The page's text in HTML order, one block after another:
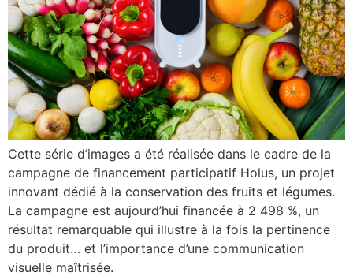
Cette série d’images a été réalisée dans le cadre de la
campagne de financement participatif Holus, un projet
innovant dédié à la conservation des fruits et légumes.
La campagne est aujourd’hui financée à 2 498 %, un
résultat remarquable qui illustre à la fois la pertinence
du produit… et l’importance d’une communication
visuelle maîtrisée.